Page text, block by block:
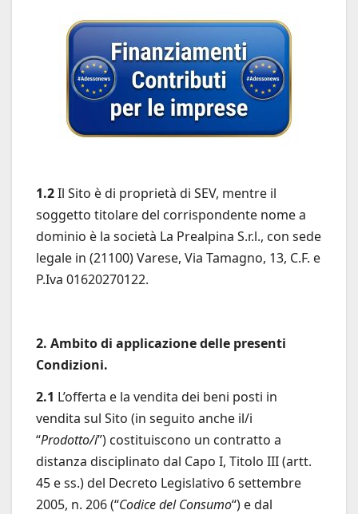
1.2Il Sito è di proprietà di SEV, mentre il
soggetto titolare del corrispondente nome a
dominio è la società La Prealpina S.r.l., con sede
legale in (21100) Varese, Via Tamagno, 13, C.F. e
P.Iva 01620270122.
2. Ambito di applicazione delle presenti
Condizioni.
2.1 L’offerta e la vendita dei beni posti in
vendita sul Sito (in seguito anche il/i
“Prodotto/i”) costituiscono un contratto a
distanza disciplinato dal Capo I, Titolo III (artt.
45 e ss.) del Decreto Legislativo 6 settembre
2005, n. 206 (“Codice del Consumo“) e dal